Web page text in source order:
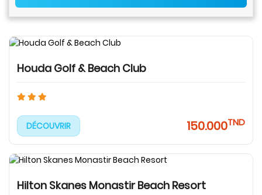
Houda Golf & Beach Club
DÉCOUVRIR 150.000TND
Hilton Skanes Monastir Beach Resort